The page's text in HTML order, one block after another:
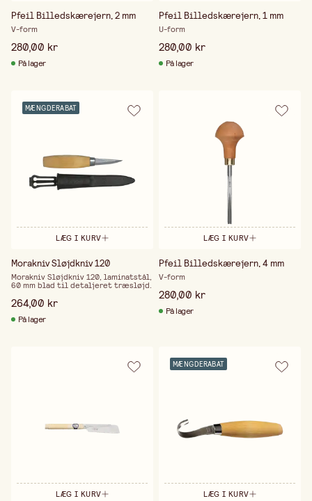
Pfeil Billedskærejern, 2 mm
V-form
280,00 kr
På lager
Pfeil Billedskærejern, 1 mm
U-form
280,00 kr
På lager
MÆNGDERABAT
LÆG I KURV
Morakniv Sløjdkniv 120
Morakniv Sløjdkniv 120, laminatstål,
60 mm blad til detaljeret træsløjd.
264,00 kr
På lager
LÆG I KURV
Pfeil Billedskærejern, 4 mm
V-form
280,00 kr
På lager
LÆG I KURV
MÆNGDERABAT
LÆG I KURV